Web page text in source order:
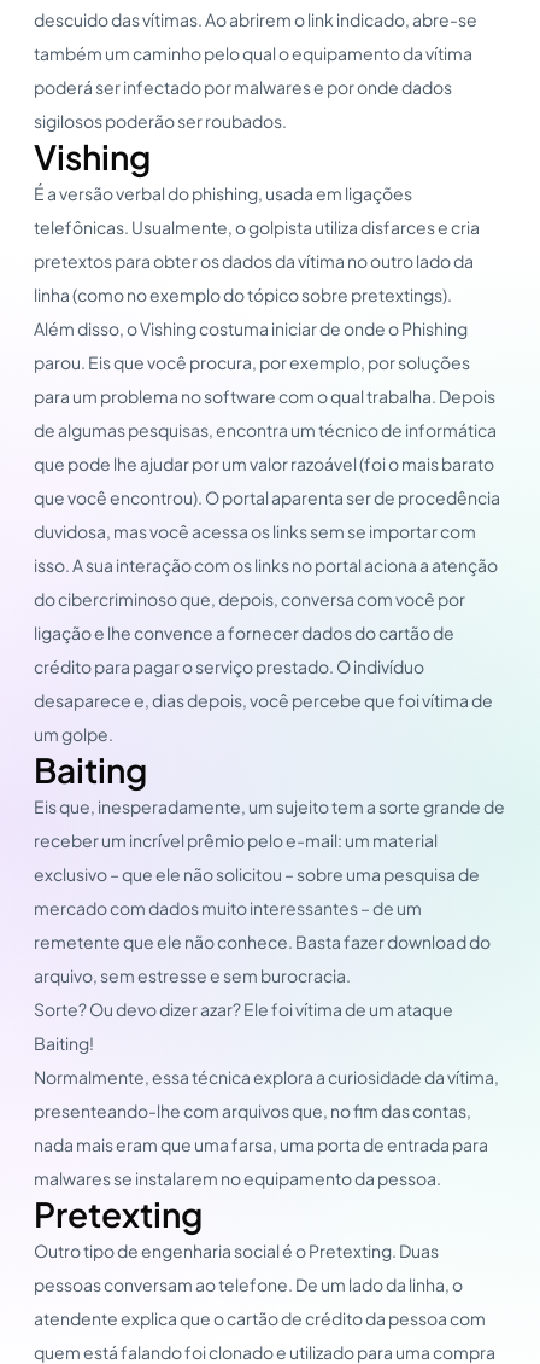
descuido das vítimas. Ao abrirem o link indicado, abre-se
também um caminho pelo qual o equipamento da vítima
poderá ser infectado por malwares e por onde dados
sigilosos poderão ser roubados.
Vishing
É a versão verbal do phishing, usada em ligações
telefônicas. Usualmente, o golpista utiliza disfarces e cria
pretextos para obter os dados da vítima no outro lado da
linha (como no exemplo do tópico sobre pretextings).
Além disso, o Vishing costuma iniciar de onde o Phishing
parou. Eis que você procura, por exemplo, por soluções
para um problema no software com o qual trabalha. Depois
de algumas pesquisas, encontra um técnico de informática
que pode lhe ajudar por um valor razoável (foi o mais barato
que você encontrou). O portal aparenta ser de procedência
duvidosa, mas você acessa os links sem se importar com
isso. A sua interação com os links no portal aciona a atenção
do cibercriminoso que, depois, conversa com você por
ligação e lhe convence a fornecer dados do cartão de
crédito para pagar o serviço prestado. O indivíduo
desaparece e, dias depois, você percebe que foi vítima de
um golpe.
Baiting
Eis que, inesperadamente, um sujeito tem a sorte grande de
receber um incrível prêmio pelo e-mail: um material
exclusivo – que ele não solicitou – sobre uma pesquisa de
mercado com dados muito interessantes – de um
remetente que ele não conhece. Basta fazer download do
arquivo, sem estresse e sem burocracia.
Sorte? Ou devo dizer azar? Ele foi vítima de um ataque
Baiting!
Normalmente, essa técnica explora a curiosidade da vítima,
presenteando-lhe com arquivos que, no fim das contas,
nada mais eram que uma farsa, uma porta de entrada para
malwares se instalarem no equipamento da pessoa.
Pretexting
Outro tipo de engenharia social é o Pretexting. Duas
pessoas conversam ao telefone. De um lado da linha, o
atendente explica que o cartão de crédito da pessoa com
quem está falando foi clonado e utilizado para uma compra